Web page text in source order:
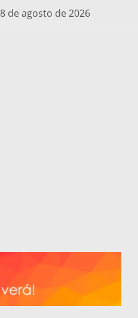
8 de agosto de 2026